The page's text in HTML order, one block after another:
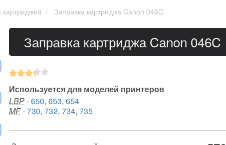
картриджей Заправка картриджа Canon 046C
Заправка картриджа Canon 046C
Используется для моделей принтеров
LBP-650, 653, 654
MF-730, 732, 734, 735